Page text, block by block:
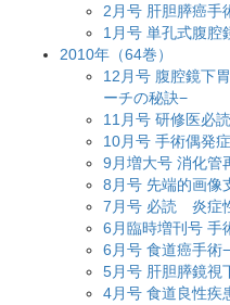
2月号 肝胆膵癌手
1月号 単孔式腹腔
2010年（64巻）
12月号 腹腔鏡下
ーチの秘訣−
11月号 研修医必
10月号 手術偶発
9月増大号 消化管
8月号 先端的画像
7月号 必読 炎症
6月臨時増刊号 手
6月号 食道癌手術
5月号 肝胆膵鏡視
4月号 食道良性疾